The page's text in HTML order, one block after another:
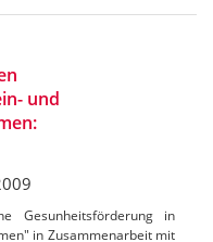
und
Gesunheitsförderung in
in Zusammenarbeit mit